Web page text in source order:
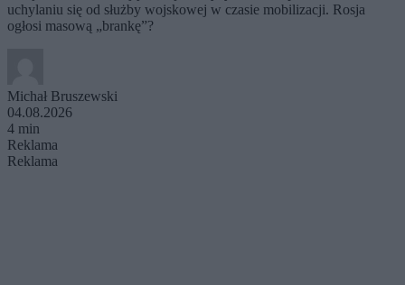
uchylaniu się od służby wojskowej w czasie mobilizacji. Rosja
ogłosi masową „brankę”?
Michał Bruszewski
04.08.2026
4 min
Reklama
Reklama